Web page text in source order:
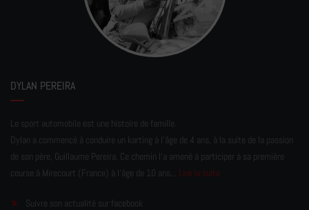
DYLAN PEREIRA
Le sport automobile est une histoire de famille.
Dylan a commencé à conduire un karting à l’âge de 4 ans, à la suite de la passion
de son père, Guillaume Pereira. Ce chemin l'a amené à participer à sa première
course à Mirecourt (France) à l'âge de 10 ans... Lire la suite
Suivre son actualité sur facebook